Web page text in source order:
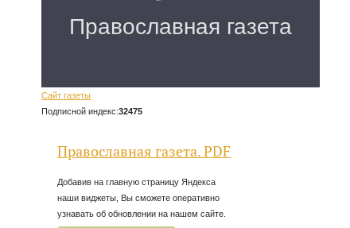
Сайт газеты
Подписной индекс:32475
Православная газета. PDF
Добавив на главную страницу Яндекса
наши виджеты, Вы сможете оперативно
узнавать об обновлении на нашем сайте.